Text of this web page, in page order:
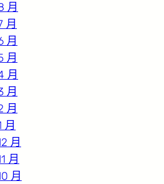
月
月
月
月
月
月
月
月
月
月
月